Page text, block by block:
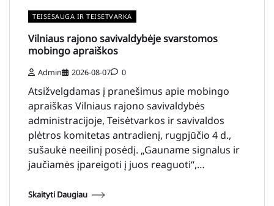
TEISĖSAUGA IR TEISĖTVARKA
Vilniaus rajono savivaldybėje svarstomos
mobingo apraiškos
Admin 2026-08-07 0
Atsižvelgdamas į pranešimus apie mobingo
apraiškas Vilniaus rajono savivaldybės
administracijoje, Teisėtvarkos ir savivaldos
plėtros komitetas antradienį, rugpjūčio 4 d.,
sušaukė neeilinį posėdį. „Gauname signalus ir
jaučiamės įpareigoti į juos reaguoti“,…
Skaityti Daugiau